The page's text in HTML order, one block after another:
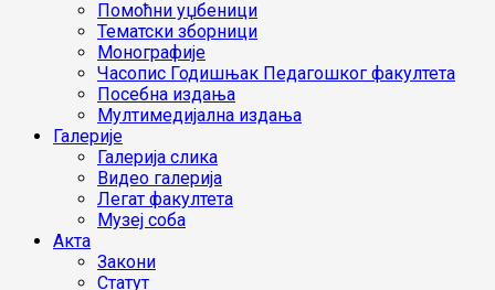
Помоћни уџбеници
Тематски зборници
Монографије
Часопис Годишњак Педагошког факултета
Посебна издања
Мултимедијална издања
Галерије
Галерија слика
Видео галерија
Легат факултета
Музеј соба
Акта
Закони
Статут